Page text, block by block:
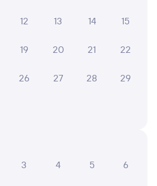
⁠₽
Выберите дату
12 13 14 15
19 20 21 22
26 27 28 29
3 4 5 6